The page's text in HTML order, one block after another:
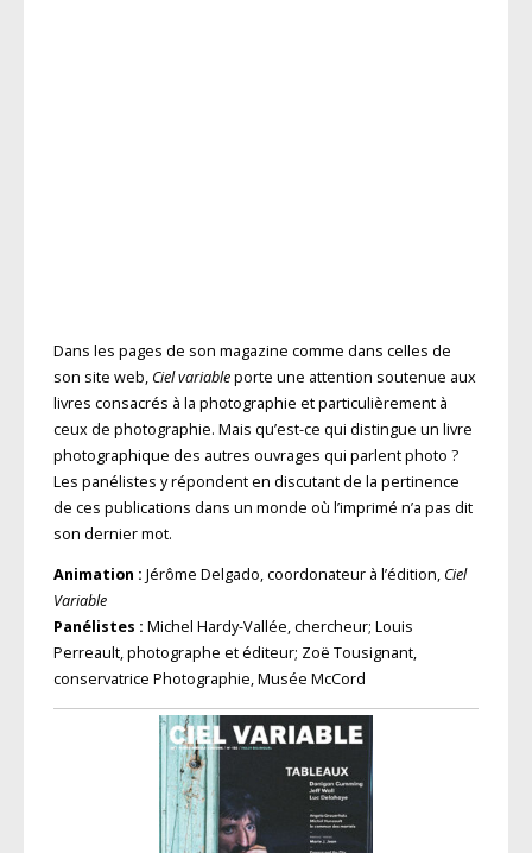
Dans les pages de son magazine comme dans celles de
son site web, Ciel variableporte une attention soutenue aux
livres consacrés à la photographie et particulièrement à
ceux de photographie. Mais qu’est-ce qui distingue un livre
photographique des autres ouvrages qui parlent photo ?
Les panélistes y répondent en discutant de la pertinence
de ces publications dans un monde où l’imprimé n’a pas dit
son dernier mot.
Animation : Jérôme Delgado, coordonateur à l’édition, Ciel
Variable
Panélistes : Michel Hardy-Vallée, chercheur; Louis
Perreault, photographe et éditeur; Zoë Tousignant,
conservatrice Photographie, Musée McCord